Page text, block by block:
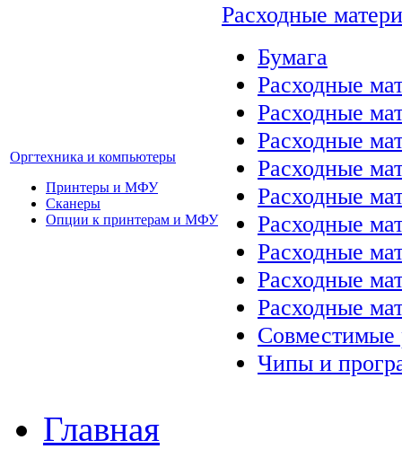
Оргтехника и компьютеры
Принтеры и МФУ
Сканеры
Опции к принтерам и МФУ
Расходные
Бумага
Расходные
Расходные
Расходные
Расходные
Расходные
Расходные
Расходные
Расходные
Расходные
Совместимые
Чипы и
Главная